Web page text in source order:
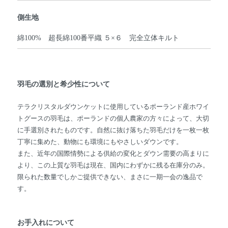
側生地
綿100% 超長綿100番平織 ５×６ 完全立体キルト
羽毛の選別と希少性について
テラクリスタルダウンケットに使用しているポーランド産ホワイ
トグースの羽毛は、ポーランドの個人農家の方々によって、大切
に手選別されたものです。自然に抜け落ちた羽毛だけを一枚一枚
丁寧に集めた、動物にも環境にもやさしいダウンです。
また、近年の国際情勢による供給の変化とダウン需要の高まりに
より、この上質な羽毛は現在、国内にわずかに残る在庫分のみ。
限られた数量でしかご提供できない、まさに一期一会の逸品で
す。
お手入れについて